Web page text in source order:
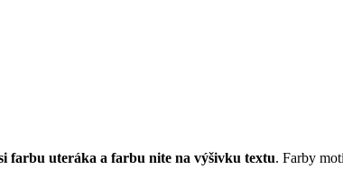
farbu uteráka a farbu nite na výšivku textu. Farby